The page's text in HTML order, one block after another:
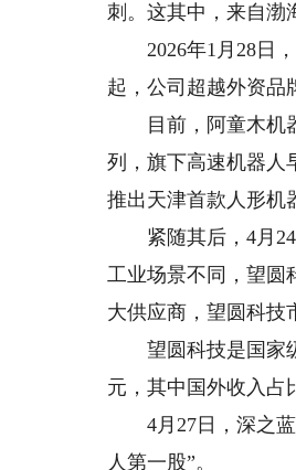
刺。这其中，来自渤
2026年1月28日，
起，公司超越外资品
目前，阿童木机器
列，旗下高速机器人
推出天津首款人形机
紧随其后，4月24
工业场景不同，望圆
大供应商，望圆科技
望圆科技是国家级
元，其中国外收入占
4月27日，深之蓝
人第一股”。